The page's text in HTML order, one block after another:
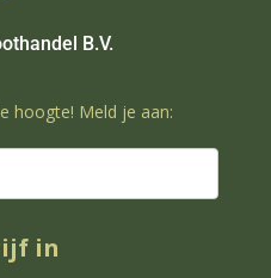
B.V.
hoogte! Meld je aan:
in